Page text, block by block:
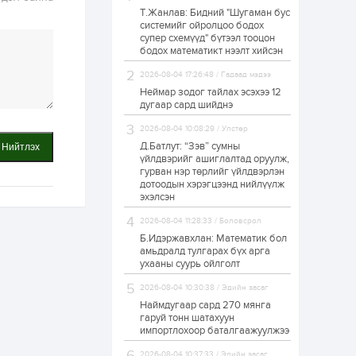
Нийтлэх
ЗГ: Автобензин,
дизель түлшний
онцгой албан
татварыг тэглэлээ
1 өдөр 2
З.Мэндсайхан:
Хүнсний нөөцийг
бэлтгэх агуулах,
зоорь бэлтгэх ААН-
үүдэд хөнгөлөлттэй
зээл олгоно
1 өдөр 1 0
Европ дахь
соёлын наадам
боллоо
1 өдөр 2
Өнгөрсөн сард
металл худалдан
авчээ
1 өдөр 0 0
Т.Жанлав: Бидний "Шугаман бус
системийг ойролцоо бодох
супер схемүүд" бүтээл тооцон
бодох математикт нээлт хийсэн
2026-08-04 17:26:48 / Гадаад мэдээ
Неймар зодог тайлах эсэхээ 12
дугаар сард шийднэ
2026-08-04 10:08:29 / Улстөр
Д.Батлут: “Зэв” сумны
үйлдвэрийг ашиглалтад оруулж,
гурван нэр төрлийг үйлдвэрлэн
дотоодын хэрэгцээнд нийлүүлж
эхэлсэн
2026-08-04 11:28:33 / Боловсрол
Б.Идэржавхлан: Математик бол
амьдралд тулгарах бүх арга
ухааны суурь ойлголт
2026-08-04 10:30:38 / Эдийн засаг
Наймдугаар сард 270 мянга
гаруй тонн шатахуун
импортлохоор баталгаажуулжээ